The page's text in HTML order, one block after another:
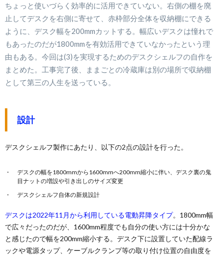
ちょっと使いづらく効率的に活用できていない。右側の棚を廃
止してデスクを右側に寄せて、赤枠部分全体を収納棚にできる
ように、デスク幅を200mmカットする。幅広いデスクは憧れで
もあったのだが1800mmを有効活用できていなかったという理
由もある。今回は(3)を実現するためのデスクシェルフの自作を
まとめた。工事完了後、ままごとの冷蔵庫は別の場所で収納棚
として第三の人生を送っている。
設計
デスクシェルフ製作にあたり、以下の2点の設計を行った。
デスクの幅を1800mmから1600mmへ200mm縮小に伴い、デスク裏の鬼
目ナットの増設や引き出しのサイズ変更
デスクシェルフ自体の新規設計
デスクは2022年11月から利用している電動昇降タイプ。1800mm幅
で広々だったのだが、1600mm程度でも自分の使い方には十分かな
と感じたので幅を200mm縮小する。デスク下に設置していた配線ラ
ックや電源タップ、ケーブルクランプ等の取り付け位置の自由度を